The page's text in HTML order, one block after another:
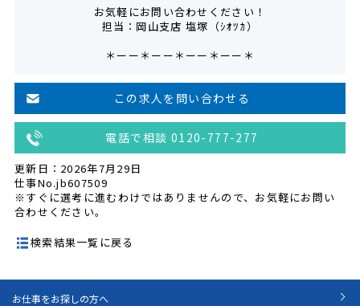
お気軽にお問い合わせください！
担当：岡山支店 塩塚（ｼｵﾂｶ）
＊ーー＊ーー＊ーー＊ーー＊
この求人を問い合わせる
電話で相談 0120-777-277
更新日：2026年7月29日
仕事No.jb607509
※すぐに選考に進むわけではありませんので、お気軽にお問い
合わせください。
検索結果一覧に戻る
お仕事をお探しの方へ